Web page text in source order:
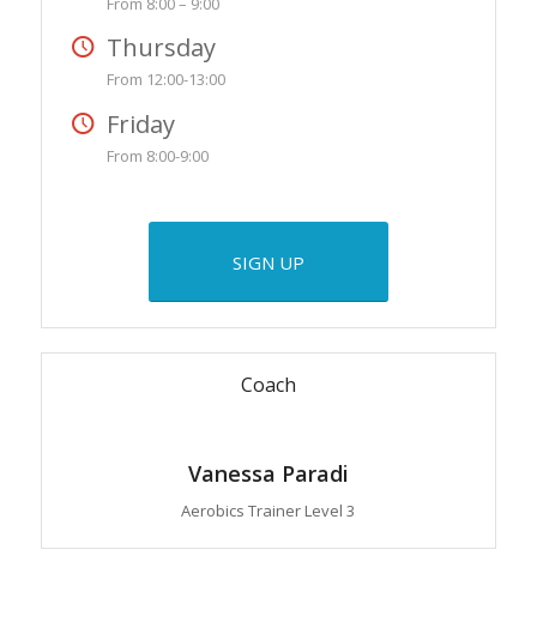
Thursday
From 12:00-13:00
Friday
From 8:00-9:00
SIGN UP
Coach
Vanessa Paradi
Aerobics Trainer Level 3